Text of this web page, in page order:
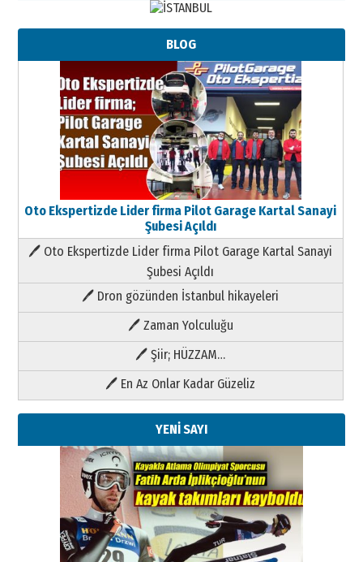
BLOG
Oto Ekspertizde Lider firma Pilot Garage Kartal Sanayi
Şubesi Açıldı
🖊 Oto Ekspertizde Lider firma Pilot Garage Kartal Sanayi
Şubesi Açıldı
🖊 Dron gözünden İstanbul hikayeleri
🖊 Zaman Yolculuğu
🖊 Şiir; HÜZZAM…
🖊 En Az Onlar Kadar Güzeliz
YENİ SAYI
Kenan GÜLERCİ
Metin Külünk: Aileyi Korumak
Geleceği Korumaktır
11 Mayıs 2026 Pazartesi